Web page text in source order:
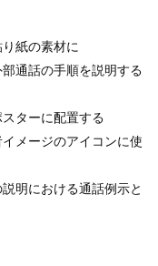
紙の素材に
通話の手順を説明する
ターに配置する
メージのアイコンに使
明における通話例示と